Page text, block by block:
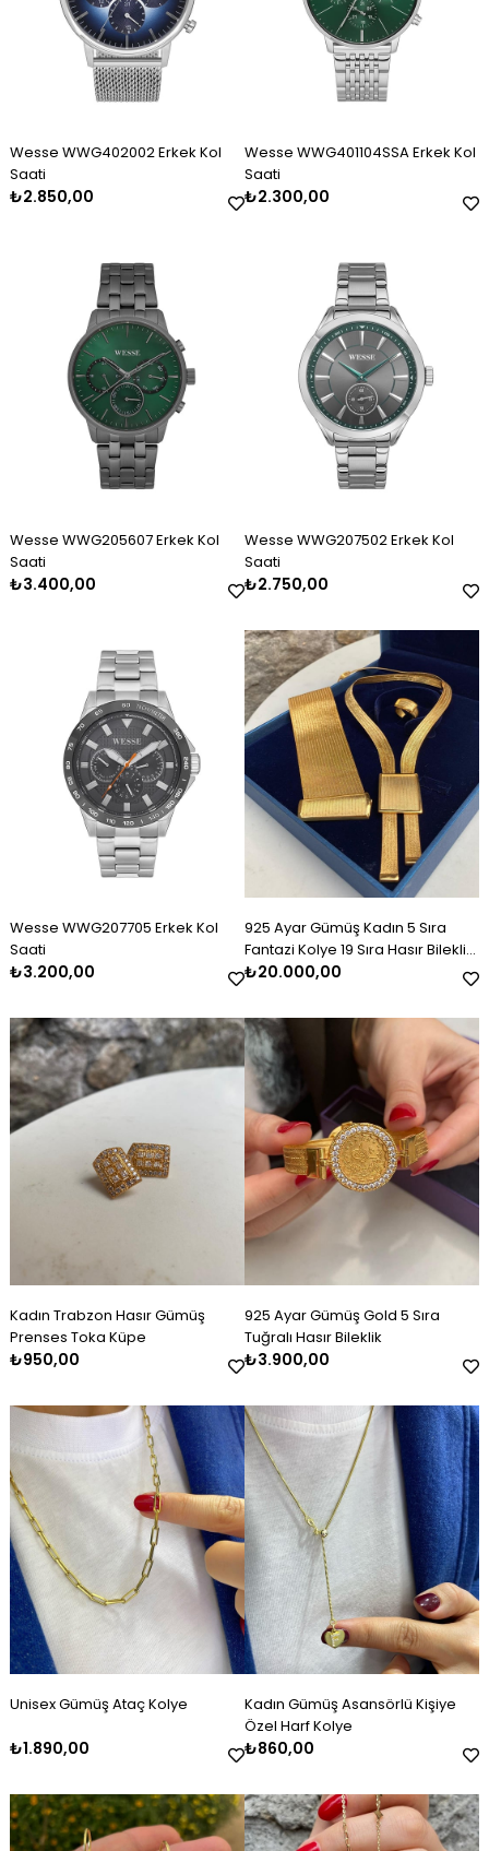
Wesse WWG402002 Erkek Kol
Saati
₺2.850,00
Wesse WWG401104SSA Erkek Kol
Saati
₺2.300,00
Wesse WWG205607 Erkek Kol
Saati
₺3.400,00
Wesse WWG207502 Erkek Kol
Saati
₺2.750,00
Wesse WWG207705 Erkek Kol
Saati
₺3.200,00
925 Ayar Gümüş Kadın 5 Sıra
Fantazi Kolye 19 Sıra Hasır Bileklik
Set Takım
₺20.000,00
Kadın Trabzon Hasır Gümüş
Prenses Toka Küpe
₺950,00
925 Ayar Gümüş Gold 5 Sıra
Tuğralı Hasır Bileklik
₺3.900,00
Unisex Gümüş Ataç Kolye
₺1.890,00
Kadın Gümüş Asansörlü Kişiye
Özel Harf Kolye
₺860,00